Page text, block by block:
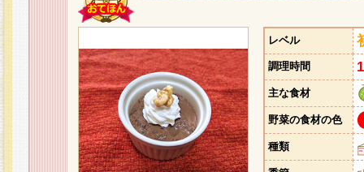
レベル
調理時間
主な食材
野菜の食材の色
種類